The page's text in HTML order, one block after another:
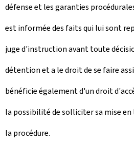
défense et les garanties
est informée des faits qui lui sont
juge d'instruction avant toute
détention et a le droit de se faire
bénéficie également d'un droit
la possibilité de solliciter sa mise
la procédure.